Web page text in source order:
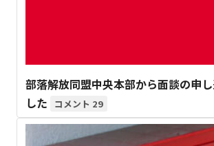
部落解放同盟中央本部から面談の申
した
29